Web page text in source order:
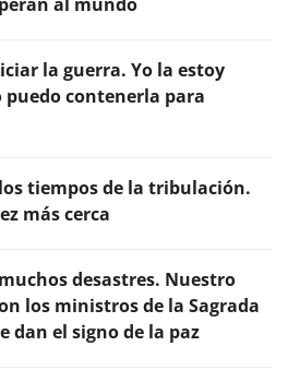
la guerra. Yo la estoy
contenerla para
tiempos de la tribulación.
más cerca
desastres. Nuestro
los ministros de la Sagrada
dan el signo de la paz